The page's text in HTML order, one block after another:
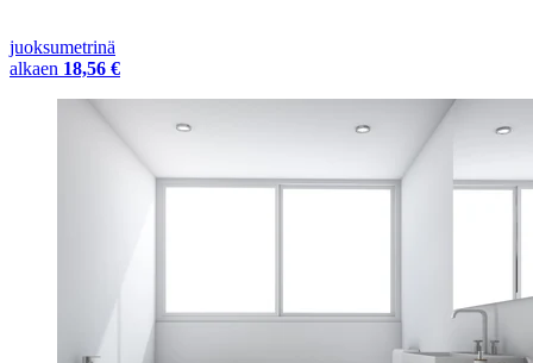
juoksumetrinä
alkaen 18,56 €